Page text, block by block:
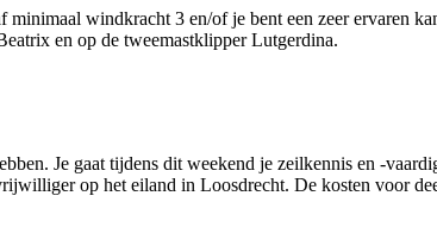
windkracht 3 en/of je bent een zeer ervaren
en op de tweemastklipper Lutgerdina.
Je gaat tijdens dit weekend je zeilkennis en -
op het eiland in Loosdrecht. De kosten voor